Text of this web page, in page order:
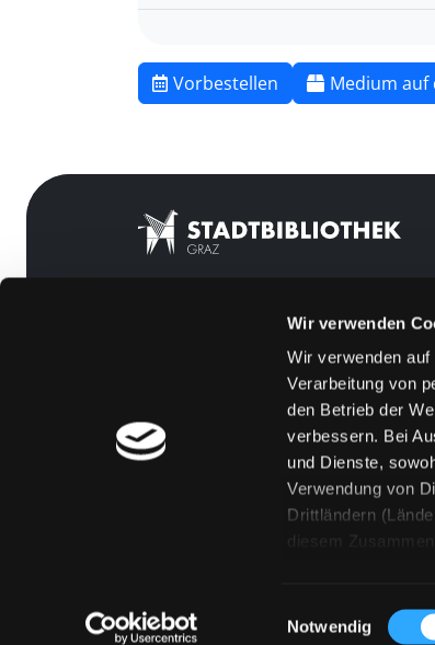
Wir verwenden
Wir verwenden
Verarbeitung von
den Betrieb der
verbessern. Bei
und Dienste,
Verwendung von
Drittländern
diesem
„Details zeigen“
Notwendig
Vorbestellen Medium auf
[kju:b]
Feedback
Kontakt
Über uns
Jobs
FAQs